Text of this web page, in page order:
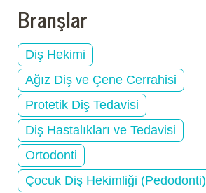
Branşlar
Diş Hekimi
Ağız Diş ve Çene Cerrahisi
Protetik Diş Tedavisi
Diş Hastalıkları ve Tedavisi
Ortodonti
Çocuk Diş Hekimliği (Pedodonti)